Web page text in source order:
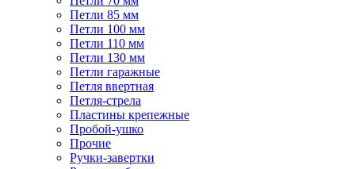
Петли 85 мм
Петли 100 мм
Петли 110 мм
Петли 130 мм
Петли гаражные
Петля ввертная
Петля-стрела
Пластины крепежные
Пробой-ушко
Прочие
Ручки-завертки